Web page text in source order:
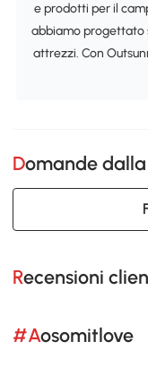
e prodotti per il
abbiamo progettato
attrezzi. Con
Domande
Recensioni
#Aosomitlove